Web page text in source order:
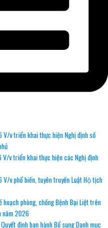
v triển khai thực hiện Nghị định số
v triển khai thực hiện các Nghị định
v phổ biến, tuyên truyền Luật Hộ tịch
phòng, chống Bệnh Bại Liệt trên
năm 2026
định ban hành Bổ sung Danh mục